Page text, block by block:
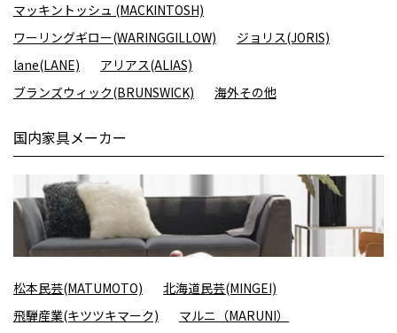
マッキントッシュ (MACKINTOSH)
ワーリングギロー(WARINGGILLOW)
ジョリス(JORIS)
lane(LANE)
アリアス(ALIAS)
ブランズウィック(BRUNSWICK)
海外その他
国内家具メーカー
松本民芸(MATUMOTO)
北海道民芸(MINGEI)
飛騨産業(キツツキマーク)
マルニ（MARUNI）